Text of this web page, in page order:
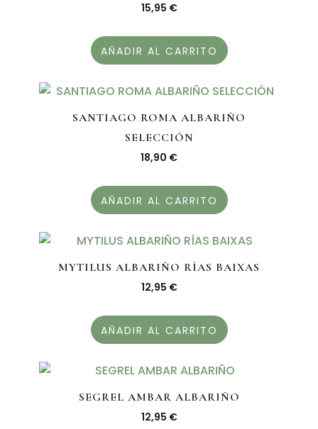
15,95 €
AÑADIR AL CARRITO
SANTIAGO ROMA ALBARIÑO
SELECCIÓN
18,90 €
AÑADIR AL CARRITO
MYTILUS ALBARIÑO RÍAS BAIXAS
12,95 €
AÑADIR AL CARRITO
SEGREL AMBAR ALBARIÑO
12,95 €